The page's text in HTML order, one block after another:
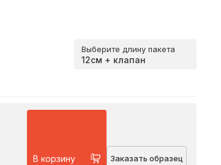
Выберите длину пакета
В корзину Заказать образец